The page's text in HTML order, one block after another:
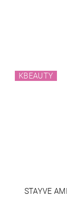
KBEAUTY
STAYVE